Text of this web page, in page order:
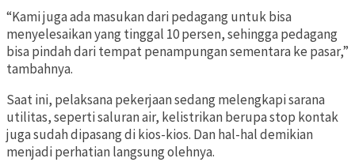
“Kami juga ada masukan dari pedagang untuk bisa
menyelesaikan yang tinggal 10 persen, sehingga pedagang
bisa pindah dari tempat penampungan sementara ke pasar,”
tambahnya.
Saat ini, pelaksana pekerjaan sedang melengkapi sarana
utilitas, seperti saluran air, kelistrikan berupa stop kontak
juga sudah dipasang di kios-kios. Dan hal-hal demikian
menjadi perhatian langsung olehnya.